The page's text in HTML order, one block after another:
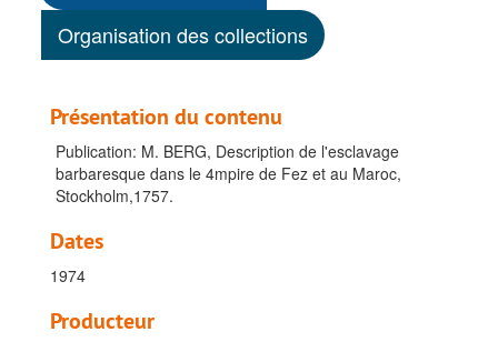
Organisation des collections
Présentation du contenu
Publication: M. BERG, Description de l'esclavage
barbaresque dans le 4mpire de Fez et au Maroc,
Stockholm,1757.
Dates
1974
Producteur